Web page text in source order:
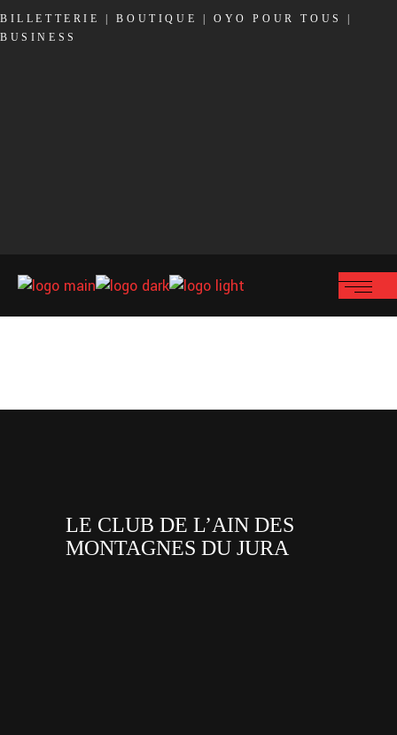
BILLETTERIE |BOUTIQUE |OYO POUR TOUS
BUSINESS
LE CLUB DE L’AIN DES
MONTAGNES DU JURA